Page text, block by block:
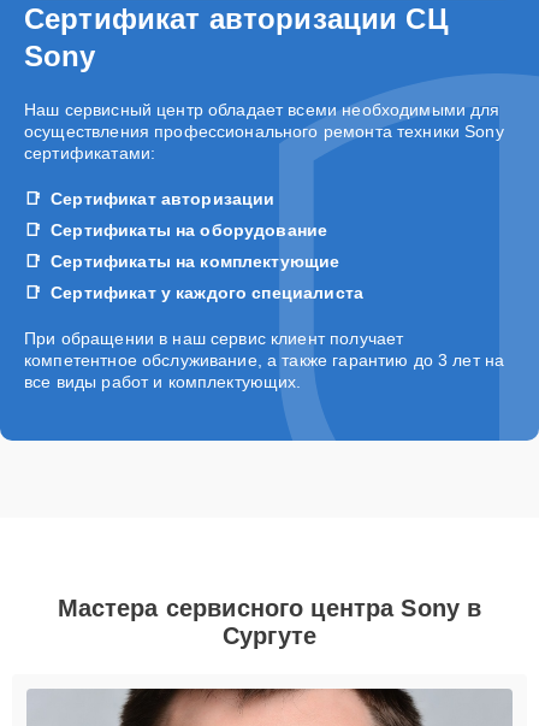
Сертификат авторизации СЦ
Sony
Наш сервисный центр обладает всеми необходимыми для
осуществления профессионального ремонта техники Sony
сертификатами:
Сертификат авторизации
Сертификаты на оборудование
Сертификаты на комплектующие
Сертификат у каждого специалиста
При обращении в наш сервис клиент получает
компетентное обслуживание, а также гарантию до 3 лет на
все виды работ и комплектующих.
Мастера сервисного центра Sony в
Сургуте